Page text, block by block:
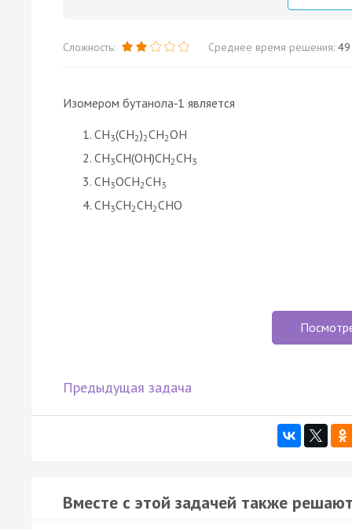
Сложность: Среднее время решения: 49
Изомером бутанола‑1 является
CH3(CH2)2CH2OH
CH3CH(OH)CH2CH3
CH3OCH2CH3
CH3CH2CH2CHO
Предыдущая задача
Вместе с этой задачей также